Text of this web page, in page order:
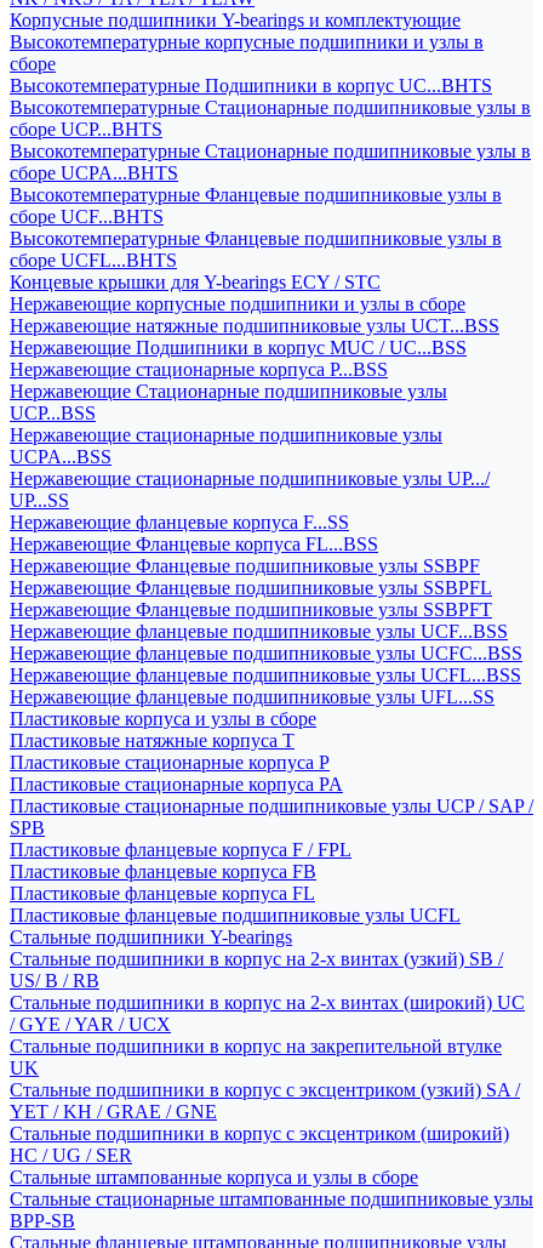
Корпусные подшипники Y-bearings и комплектующие
Высокотемпературные корпусные подшипники и узлы в
сборе
Высокотемпературные Подшипники в корпус UC...BHTS
Высокотемпературные Стационарные подшипниковые узлы в
сборе UCP...BHTS
Высокотемпературные Стационарные подшипниковые узлы в
сборе UCPA...BHTS
Высокотемпературные Фланцевые подшипниковые узлы в
сборе UCF...BHTS
Высокотемпературные Фланцевые подшипниковые узлы в
сборе UCFL...BHTS
Концевые крышки для Y-bearings ECY / STC
Нержавеющие корпусные подшипники и узлы в сборе
Нержавеющие натяжные подшипниковые узлы UCT...BSS
Нержавеющие Подшипники в корпус MUC / UC...BSS
Нержавеющие стационарные корпуса P...BSS
Нержавеющие Стационарные подшипниковые узлы
UCP...BSS
Нержавеющие стационарные подшипниковые узлы
UCPA...BSS
Нержавеющие стационарные подшипниковые узлы UP.../
UP...SS
Нержавеющие фланцевые корпуса F...SS
Нержавеющие Фланцевые корпуса FL...BSS
Нержавеющие Фланцевые подшипниковые узлы SSBPF
Нержавеющие Фланцевые подшипниковые узлы SSBPFL
Нержавеющие Фланцевые подшипниковые узлы SSBPFT
Нержавеющие фланцевые подшипниковые узлы UCF...BSS
Нержавеющие фланцевые подшипниковые узлы UCFC...BSS
Нержавеющие фланцевые подшипниковые узлы UCFL...BSS
Нержавеющие фланцевые подшипниковые узлы UFL...SS
Пластиковые корпуса и узлы в сборе
Пластиковые натяжные корпуса T
Пластиковые стационарные корпуса P
Пластиковые стационарные корпуса PA
Пластиковые стационарные подшипниковые узлы UCP / SAP /
SPB
Пластиковые фланцевые корпуса F / FPL
Пластиковые фланцевые корпуса FB
Пластиковые фланцевые корпуса FL
Пластиковые фланцевые подшипниковые узлы UCFL
Стальные подшипники Y-bearings
Стальные подшипники в корпус на 2-х винтах (узкий) SB /
US/ B / RB
Стальные подшипники в корпус на 2-х винтах (широкий) UC
/ GYE / YAR / UCX
Стальные подшипники в корпус на закрепительной втулке
UK
Стальные подшипники в корпус с эксцентриком (узкий) SA /
YET / KH / GRAE / GNE
Стальные подшипники в корпус с эксцентриком (широкий)
HC / UG / SER
Стальные штампованные корпуса и узлы в сборе
Стальные стационарные штампованные подшипниковые узлы
BPP-SB
Стальные фланцевые штампованные подшипниковые узлы